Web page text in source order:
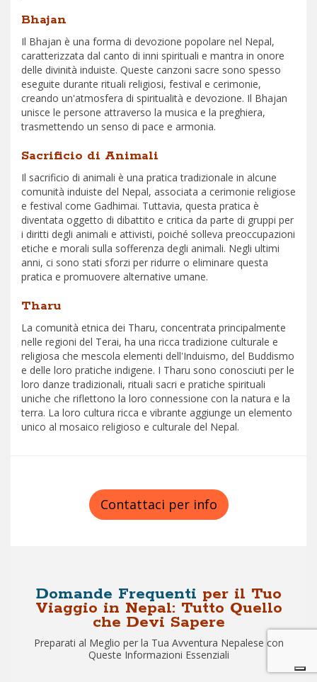
Bhajan
Il Bhajan è una forma di devozione popolare nel Nepal,
caratterizzata dal canto di inni spirituali e mantra in onore
delle divinità induiste. Queste canzoni sacre sono spesso
eseguite durante rituali religiosi, festival e cerimonie,
creando un'atmosfera di spiritualità e devozione. Il Bhajan
unisce le persone attraverso la musica e la preghiera,
trasmettendo un senso di pace e armonia.
Sacrificio di Animali
Il sacrificio di animali è una pratica tradizionale in alcune
comunità induiste del Nepal, associata a cerimonie religiose
e festival come Gadhimai. Tuttavia, questa pratica è
diventata oggetto di dibattito e critica da parte di gruppi per
i diritti degli animali e attivisti, poiché solleva preoccupazioni
etiche e morali sulla sofferenza degli animali. Negli ultimi
anni, ci sono stati sforzi per ridurre o eliminare questa
pratica e promuovere alternative umane.
Tharu
La comunità etnica dei Tharu, concentrata principalmente
nelle regioni del Terai, ha una ricca tradizione culturale e
religiosa che mescola elementi dell'Induismo, del Buddismo
e delle loro pratiche indigene. I Tharu sono conosciuti per le
loro danze tradizionali, rituali sacri e pratiche spirituali
uniche che riflettono la loro connessione con la natura e la
terra. La loro cultura ricca e vibrante aggiunge un elemento
unico al mosaico religioso e culturale del Nepal.
Contattaci per info
Domande Frequenti per il Tuo
Viaggio in Nepal: Tutto Quello
che Devi Sapere
Preparati al Meglio per la Tua Avventura Nepalese con
Queste Informazioni Essenziali